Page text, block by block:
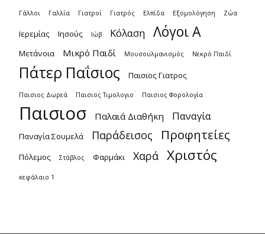
Γάλλοι Γαλλία Γιατροί Γιατρός Ελπίδα Εξομολόγηση Ζώα
Ιερεμίας Ιησούς Ιώβ Κόλαση Λόγοι Α
Μετάνοια Μικρό Παιδί Μουσουλμανισμός Νεκρό Παιδί
Πάτερ Παΐσιος Παισιος Γιατρος
Παισιος Δωρεά Παισιος Τιμολογιο Παισιος Φορολογία
Παισιοσ Παλαιά Διαθήκη Παναγία
Παναγία Σουμελά Παράδεισος Προφητείες
Πόλεμος Στάβλος Φαρμάκι Χαρά Χριστός
κεφάλαιο 1